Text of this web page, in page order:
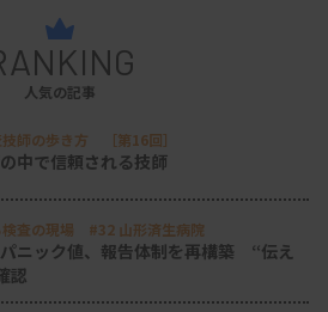
時の測定者トレーニング
POCコーディネーター
は、不特定多数の医療従事者
血糖測定には精度管理と教育
々の精度管理監視、計画的な
人気の記事
師の歩き方 ［第16回］
中で信頼される技師
検査の現場 #32 山形済生病院
ニック値、報告体制を再構築 “伝え
認